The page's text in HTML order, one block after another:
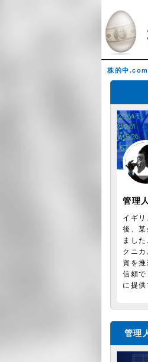
株的中.com
管理
イギ
後、某
まし
クニ
資を
信頼
に提供
管理